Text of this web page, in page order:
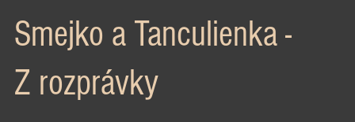
Smejko a Tanculienka -
Z rozprávky